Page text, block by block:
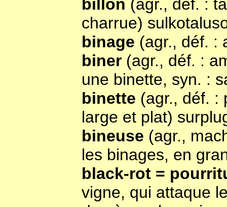
billon (agr., déf. :
charrue)
binage (agr., déf. :
biner (agr., déf. :
une binette, syn. :
binette (agr., déf. :
large et plat)
bineuse (agr.,
les binages, en
black-rot =
vigne, qui attaque